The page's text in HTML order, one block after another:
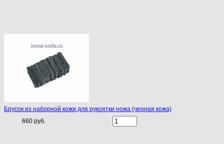
Брусок из наборной кожи для рукоятки ножа (черная кожа)
660 руб.